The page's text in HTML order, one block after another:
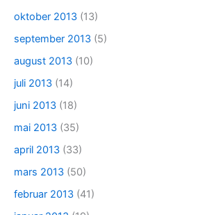
oktober 2013 (13)
september 2013 (5)
august 2013 (10)
juli 2013 (14)
juni 2013 (18)
mai 2013 (35)
april 2013 (33)
mars 2013 (50)
februar 2013 (41)